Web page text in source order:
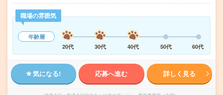
職場の雰囲気
年齢層
20代
30代 40代 50代 60代
気になる! 応募へ進む 詳しく見る